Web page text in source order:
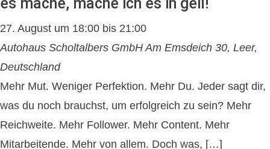
es mache, mache ich es in geil!
27. August um 18:00 bis 21:00
Autohaus Scholtalbers GmbHAm Emsdeich 30, Leer,
Deutschland
Mehr Mut. Weniger Perfektion. Mehr Du. Jeder sagt dir,
was du noch brauchst, um erfolgreich zu sein? Mehr
Reichweite. Mehr Follower. Mehr Content. Mehr
Mitarbeitende. Mehr von allem. Doch was, […]